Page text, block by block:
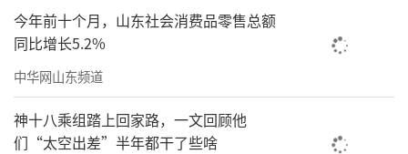
民俗展馆、红色大讲堂、爱国主义教育一条街
等，是以爱国教育为主题的体验基地。
今年前十个月，山东社会消费品零售总额
同比增长5.2%
中华网山东频道
神十八乘组踏上回家路，一文回顾他
们“太空出差”半年都干了些啥